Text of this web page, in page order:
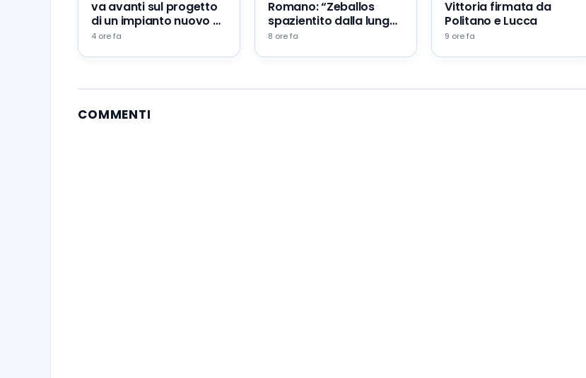
va avanti sul progetto
di un impianto nuovo a
Napoli Est
4 ore fa
Romano: “Zeballos
spazientito dalla lunga
attesa”
8 ore fa
Vittoria firmata da
Politano e Lucca
9 ore fa
COMMENTI